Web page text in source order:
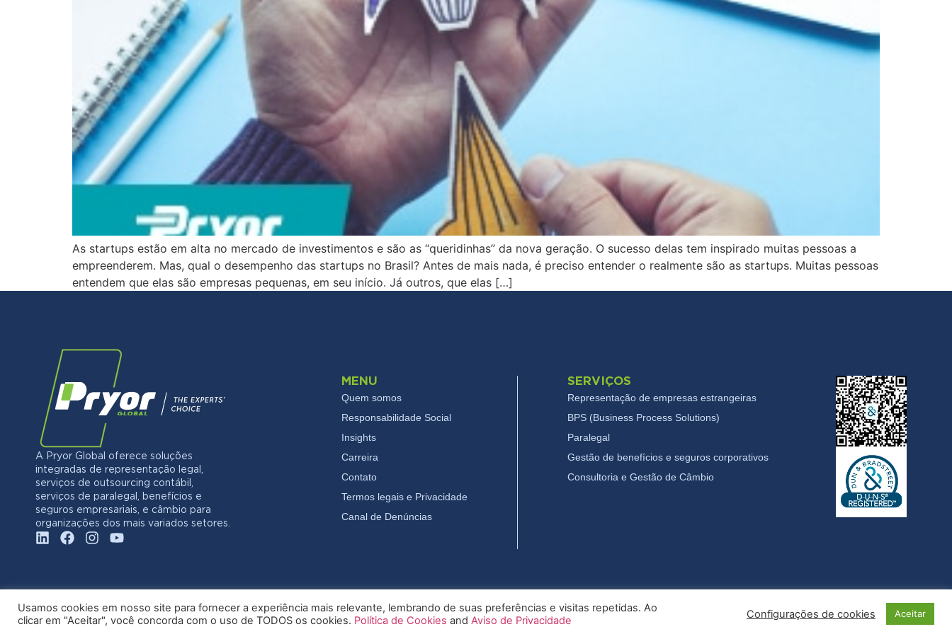
As startups estão em alta no mercado de investimentos e são as “queridinhas” da nova geração. O sucesso delas tem inspirado muitas pessoas a
empreenderem. Mas, qual o desempenho das startups no Brasil? Antes de mais nada, é preciso entender o realmente são as startups. Muitas pessoas
entendem que elas são empresas pequenas, em seu início. Já outros, que elas […]
A Pryor Global oferece soluções
integradas de representação legal,
serviços de outsourcing contábil,
serviços de paralegal, benefícios e
seguros empresariais, e câmbio para
organizações dos mais variados setores.
MENU
Quem somos
Responsabilidade Social
Insights
Carreira
Contato
Termos legais e Privacidade
Canal de Denúncias
SERVIÇOS
Representação de empresas estrangeiras
BPS (Business Process Solutions)
Paralegal
Gestão de benefícios e seguros corporativos
Consultoria e Gestão de Câmbio
© 2026 Pryor - Todos os direitos reservados Termos legais e Privacidade
Usamos cookies em nosso site para fornecer a experiência mais relevante, lembrando de suas preferências e visitas repetidas. Ao
clicar em "Aceitar", você concorda com o uso de TODOS os cookies. Política de Cookies and Aviso de Privacidade Configurações de cookies Aceitar